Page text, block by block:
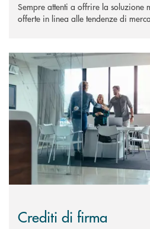
Sempre attenti a offrire la soluzione
offerte in linea alle tendenze di
Scopri di più Crediti di firma
Crediti di firma